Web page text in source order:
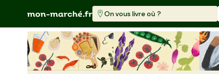
On vous livre où ?